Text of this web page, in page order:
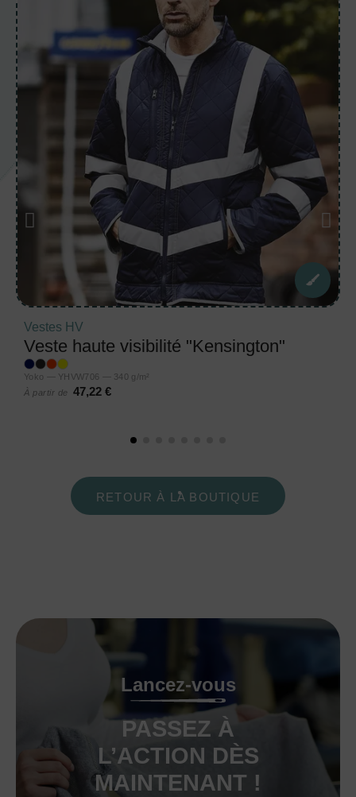
Vestes HV
Veste haute visibilité "Kensington"
Yoko — YHVW706 — 340 g/m²
À partir de
47,22 €
RETOUR À LA BOUTIQUE
Lancez-vous
PASSEZ À
L’ACTION DÈS
MAINTENANT !